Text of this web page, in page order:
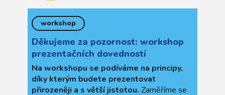
workshop
Děkujeme za pozornost: workshop
prezentačních dovedností
Na workshopu se podíváme na principy,
díky kterým budete prezentovat
přirozeněji a s větší jistotou. Zaměříme se